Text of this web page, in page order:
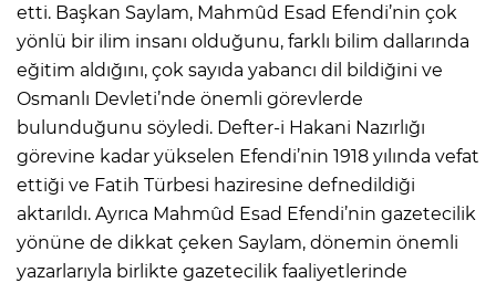
etti. Başkan Saylam, Mahmûd Esad Efendi’nin çok
yönlü bir ilim insanı olduğunu, farklı bilim dallarında
eğitim aldığını, çok sayıda yabancı dil bildiğini ve
Osmanlı Devleti’nde önemli görevlerde
bulunduğunu söyledi. Defter-i Hakani Nazırlığı
görevine kadar yükselen Efendi’nin 1918 yılında vefat
ettiği ve Fatih Türbesi haziresine defnedildiği
aktarıldı. Ayrıca Mahmûd Esad Efendi’nin gazetecilik
yönüne de dikkat çeken Saylam, dönemin önemli
yazarlarıyla birlikte gazetecilik faaliyetlerinde